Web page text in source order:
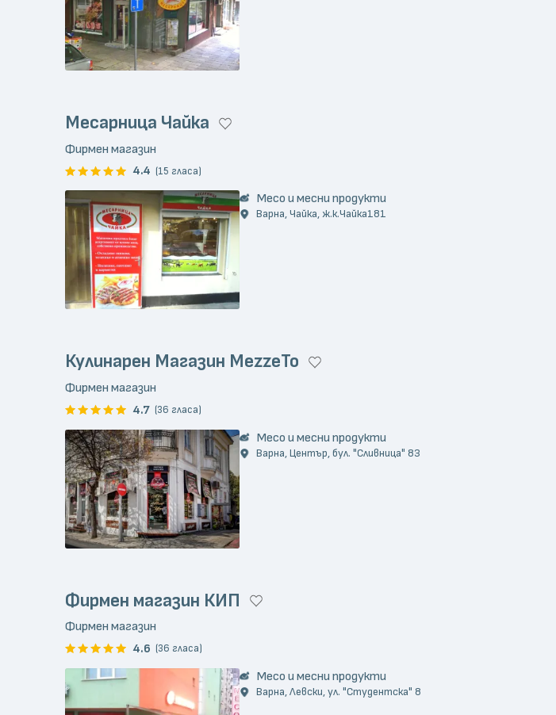
Месарница Чайка
Фирмен магазин
4.4 (15 гласа)
Месо и месни продукти
Варна, Чайка, ж.к.Чайка181
Кулинарен Магазин MezzeTo
Фирмен магазин
4.7 (36 гласа)
Месо и месни продукти
Варна, Център, бул. "Сливница" 83
Фирмен магазин КИП
Фирмен магазин
4.6 (36 гласа)
Месо и месни продукти
Варна, Левски, ул. "Студентска" 8